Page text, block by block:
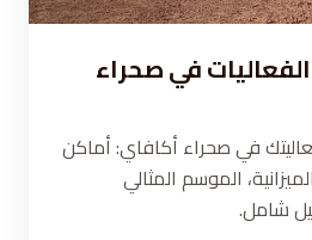
في صحراء
في صحراء أكافاي: أماكن
الموسم المثالي
شامل.